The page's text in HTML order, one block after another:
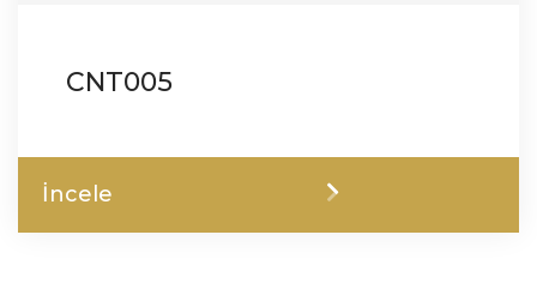
CNT005
İncele